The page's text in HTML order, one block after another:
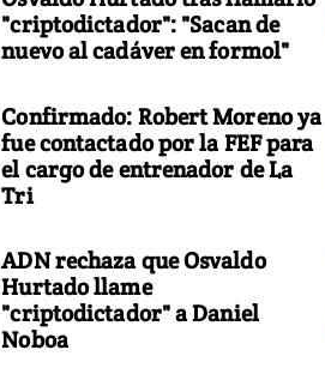
"criptodictador": "Sacan de
nuevo al cadáver en formol"
Confirmado: Robert Moreno ya
fue contactado por la FEF para
el cargo de entrenador de La
Tri
ADN rechaza que Osvaldo
Hurtado llame
"criptodictador" a Daniel
Noboa